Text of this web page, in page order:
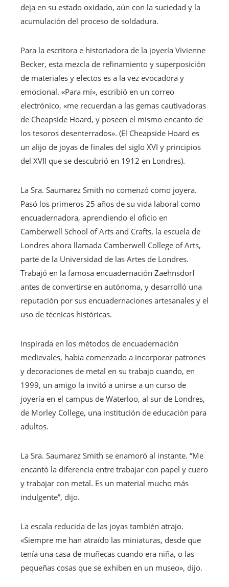
deja en su estado oxidado, aún con la suciedad y la
acumulación del proceso de soldadura.
Para la escritora e historiadora de la joyería Vivienne
Becker, esta mezcla de refinamiento y superposición
de materiales y efectos es a la vez evocadora y
emocional. «Para mí», escribió en un correo
electrónico, «me recuerdan a las gemas cautivadoras
de Cheapside Hoard, y poseen el mismo encanto de
los tesoros desenterrados». (El Cheapside Hoard es
un alijo de joyas de finales del siglo XVI y principios
del XVII que se descubrió en 1912 en Londres).
La Sra. Saumarez Smith no comenzó como joyera.
Pasó los primeros 25 años de su vida laboral como
encuadernadora, aprendiendo el oficio en
Camberwell School of Arts and Crafts, la escuela de
Londres ahora llamada Camberwell College of Arts,
parte de la Universidad de las Artes de Londres.
Trabajó en la famosa encuadernación Zaehnsdorf
antes de convertirse en autónoma, y ​​desarrolló una
reputación por sus encuadernaciones artesanales y el
uso de técnicas históricas.
Inspirada en los métodos de encuadernación
medievales, había comenzado a incorporar patrones
y decoraciones de metal en su trabajo cuando, en
1999, un amigo la invitó a unirse a un curso de
joyería en el campus de Waterloo, al sur de Londres,
de Morley College, una institución de educación para
adultos.
La Sra. Saumarez Smith se enamoró al instante. “Me
encantó la diferencia entre trabajar con papel y cuero
y trabajar con metal. Es un material mucho más
indulgente”, dijo.
La escala reducida de las joyas también atrajo.
«Siempre me han atraído las miniaturas, desde que
tenía una casa de muñecas cuando era niña, o las
pequeñas cosas que se exhiben en un museo», dijo.